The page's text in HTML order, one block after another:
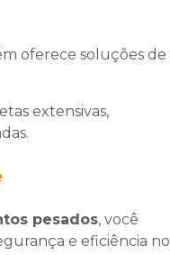
oferece soluções de
extensivas,
pesados, você
e eficiência no